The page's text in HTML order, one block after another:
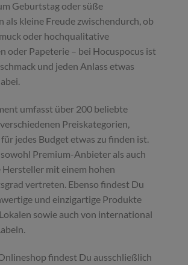
Geburtstag oder süße
als kleine Freude zwischendurch, ob
oder hochqualitative
oder Papeterie – bei Hocuspocus ist
und jeden Anlass etwas
umfasst über 200 beliebte
Preiskategorien,
für jedes Budget etwas zu finden ist.
Premium-Anbieter als auch
mit einem hohen
vertreten. Ebenso findest Du
und einzigartige Produkte
sowie auch von international
findest Du ausschließlich